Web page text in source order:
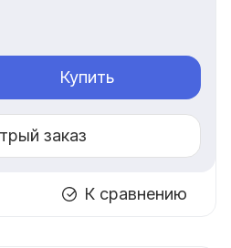
Купить
заказ
К сравнению